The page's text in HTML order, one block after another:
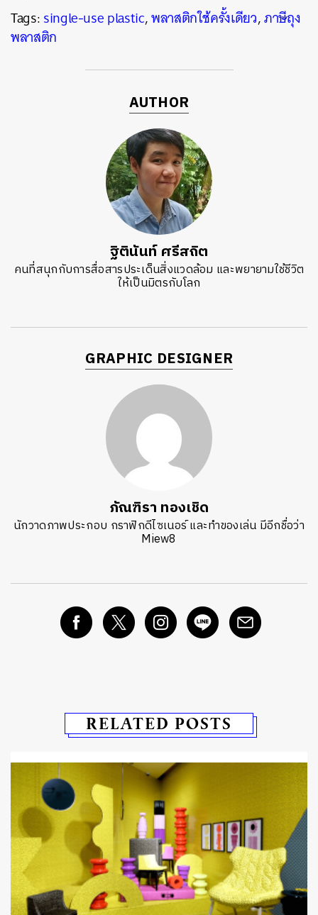
Tags:single-use plastic,พลาสติกใช้ครั้งเดียว,ภาษีถุง
พลาสติก
AUTHOR
ฐิตินันท์ ศรีสถิต
คนที่สนุกกับการสื่อสารประเด็นสิ่งแวดล้อม และพยายามใช้ชีวิต
ให้เป็นมิตรกับโลก
GRAPHIC DESIGNER
ภัณฑิรา ทองเชิด
นักวาดภาพประกอบ กราฟิกดีไซเนอร์ และทำของเล่น มีอีกชื่อว่า
Miew8
RELATED POSTS